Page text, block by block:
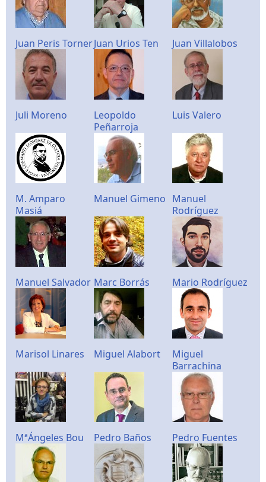
Juan Peris TornerJuan Urios Ten Juan Villalobos
Juli Moreno
Leopoldo
Peñarroja
Luis Valero
M. Amparo
Masiá
Manuel Gimeno Manuel
Rodríguez
Manuel Salvador Marc Borrás Mario Rodríguez
Marisol Linares Miguel Alabort
Miguel
Barrachina
MªÁngeles Bou Pedro Baños Pedro Fuentes